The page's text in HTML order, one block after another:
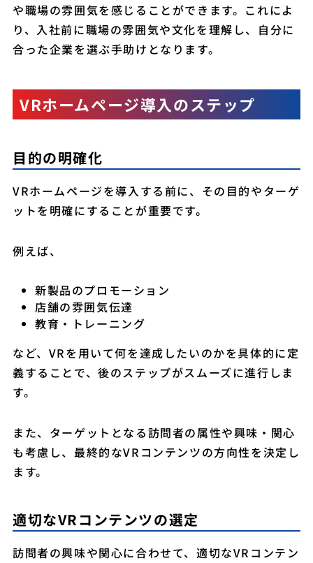
や職場の雰囲気を感じることができます。これによ
り、入社前に職場の雰囲気や文化を理解し、自分に
合った企業を選ぶ手助けとなります。
VRホームページ導入のステップ
目的の明確化
VRホームページを導入する前に、その目的やターゲ
ットを明確にすることが重要です。
例えば、
新製品のプロモーション
店舗の雰囲気伝達
教育・トレーニング
など、VRを用いて何を達成したいのかを具体的に定
義することで、後のステップがスムーズに進行しま
す。
また、ターゲットとなる訪問者の属性や興味・関心
も考慮し、最終的なVRコンテンツの方向性を決定し
ます。
適切なVRコンテンツの選定
訪問者の興味や関心に合わせて、適切なVRコンテン